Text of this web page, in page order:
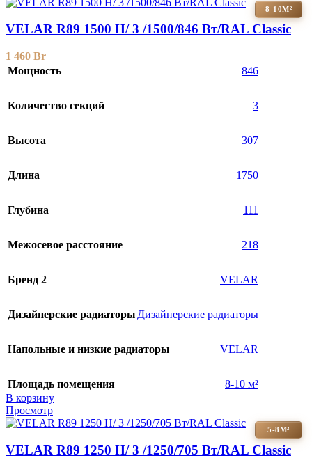
8-10М²
VELAR R89 1500 H/ 3 /1500/846 Вт/RAL Classic
1 460 Br
Мощность
846
Количество секций 3
Высота 307
Длина 1750
Глубина 111
Межосевое расстояние 218
Бренд 2 VELAR
Дизайнерские радиаторы Дизайнерские радиаторы
Напольные и низкие радиаторы VELAR
Площадь помещения
8-10 м²
В корзину
Просмотр
5-8М²
VELAR R89 1250 H/ 3 /1250/705 Вт/RAL Classic